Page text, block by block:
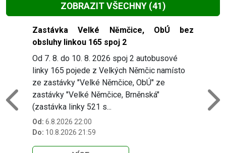
ZOBRAZIT VŠECHNY (41)
Slide 1 of 41
Zastávka Velké Němčice, ObÚ bez
obsluhy linkou 165 spoj 2
Od 7. 8. do 10. 8. 2026 spoj 2 autobusové
linky 165 pojede z Velkých Němčic namísto
ze zastávky "Velké Němčice, ObÚ" ze
zastávky "Velké Němčice, Brněnská"
(zastávka linky 521 s...
Od: 6.8.2026 22:00
Do: 10.8.2026 21:59
Previous